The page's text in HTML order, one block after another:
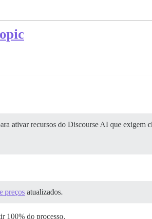
ativar recursos do Discourse AI que exigem
preços atualizados.
100% do processo.